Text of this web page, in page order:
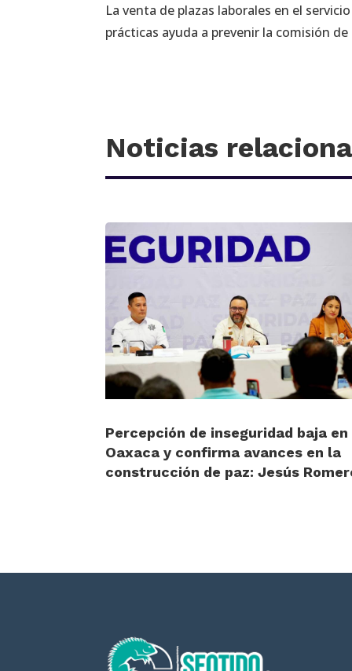
La venta de plazas laborales en el
prácticas ayuda a prevenir la comisión
Noticias
Percepción de inseguridad baja en
Oaxaca y confirma avances en la
construcción de paz: Jesús